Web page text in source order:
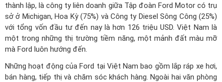
thành lập, là công ty liên doanh giữa Tập đoàn Ford Motor có trụ
sở ở Michigan, Hoa Kỳ (75%) và Công ty Diesel Sông Công (25%)
với tổng vốn đầu tư đến nay là hơn 126 triệu USD. Việt Nam là
một trong những thị trường tiềm năng, một mảnh đất màu mỡ
mà Ford luôn hướng đến.
Những hoạt động của Ford tại Việt Nam bao gồm lắp ráp xe hơi,
bán hàng, tiếp thị và chăm sóc khách hàng. Ngoài hai văn phòng